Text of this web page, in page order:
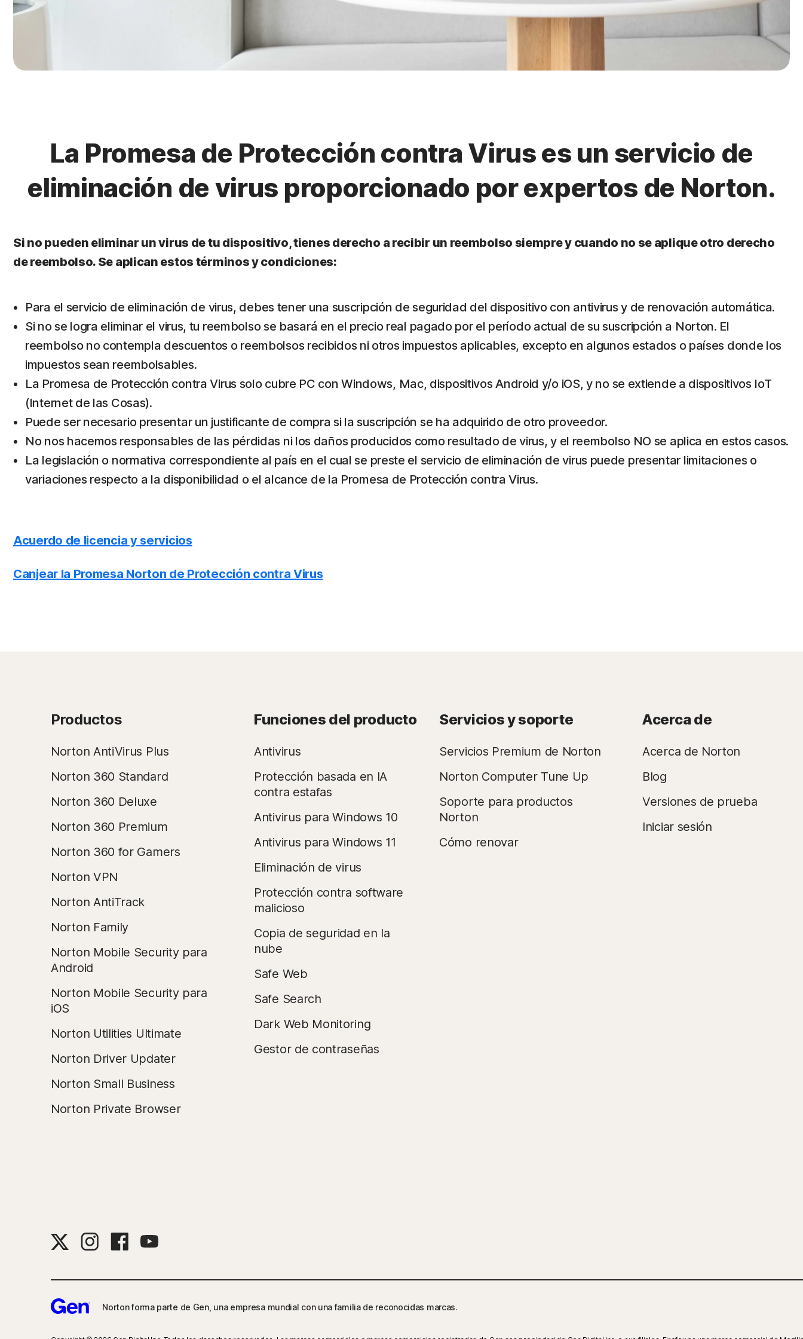
La Promesa de Protección contra Virus es un servicio de
eliminación de virus proporcionado por expertos de Norton.
Si no pueden eliminar un virus de tu dispositivo, tienes derecho a recibir un reembolso siempre y cuando no se aplique otro derecho
de reembolso. Se aplican estos términos y condiciones:
Para el servicio de eliminación de virus, debes tener una suscripción de seguridad del dispositivo con antivirus y de renovación automática.
Si no se logra eliminar el virus, tu reembolso se basará en el precio real pagado por el período actual de su suscripción a Norton. El
reembolso no contempla descuentos o reembolsos recibidos ni otros impuestos aplicables, excepto en algunos estados o países donde los
impuestos sean reembolsables.
La Promesa de Protección contra Virus solo cubre PC con Windows, Mac, dispositivos Android y/o iOS, y no se extiende a dispositivos IoT
(Internet de las Cosas).
Puede ser necesario presentar un justificante de compra si la suscripción se ha adquirido de otro proveedor.
No nos hacemos responsables de las pérdidas ni los daños producidos como resultado de virus, y el reembolso NO se aplica en estos casos.
La legislación o normativa correspondiente al país en el cual se preste el servicio de eliminación de virus puede presentar limitaciones o
variaciones respecto a la disponibilidad o el alcance de la Promesa de Protección contra Virus.
Acuerdo de licencia y servicios
Canjear la Promesa Norton de Protección contra Virus
Productos
Norton AntiVirus Plus
Norton 360 Standard
Norton 360 Deluxe
Norton 360 Premium
Norton 360 for Gamers
Norton VPN
Norton AntiTrack
Norton Family
Norton Mobile Security para
Android
Norton Mobile Security para
iOS
Norton Utilities Ultimate
Norton Driver Updater
Norton Small Business
Norton Private Browser
Funciones del producto
Antivirus
Protección basada en IA
contra estafas
Antivirus para Windows 10
Antivirus para Windows 11
Eliminación de virus
Protección contra software
malicioso
Copia de seguridad en la
nube
Safe Web
Safe Search
Dark Web Monitoring
Gestor de contraseñas
Servicios y soporte
Servicios Premium de Norton
Norton Computer Tune Up
Soporte para productos
Norton
Cómo renovar
Acerca de
Acerca de Norton
Blog
Versiones de prueba
Iniciar sesión
Norton forma parte de Gen, una empresa mundial con una familia de reconocidas marcas.